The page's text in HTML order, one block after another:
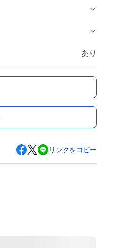
あり
リンクをコピー